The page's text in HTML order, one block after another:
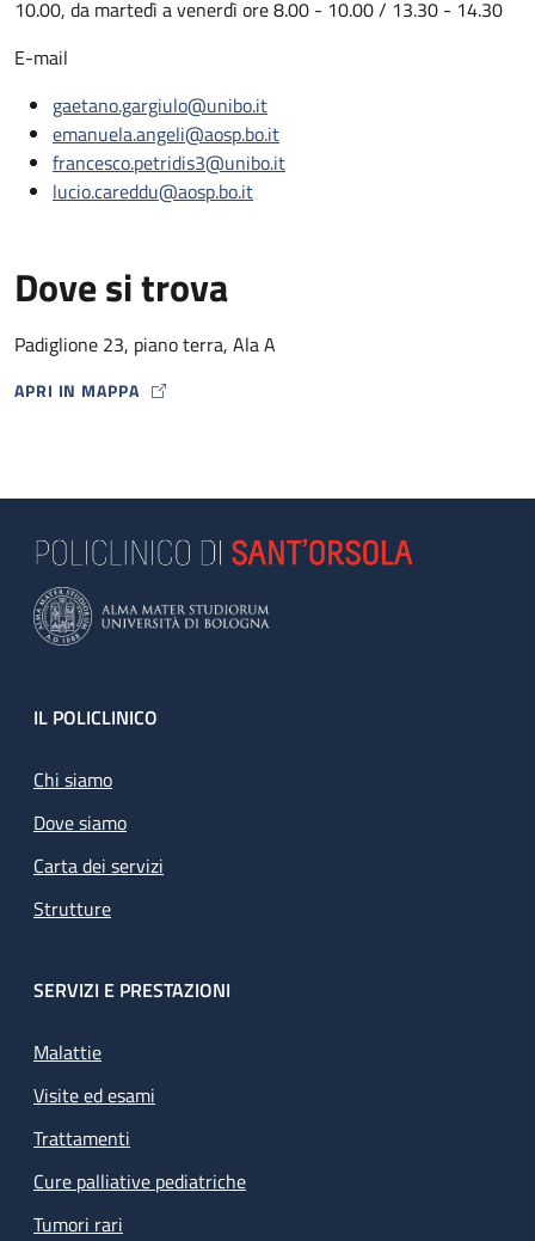
10.00, da martedì a venerdì ore 8.00 - 10.00 / 13.30 - 14.30
E-mail
gaetano.gargiulo@unibo.it
emanuela.angeli@aosp.bo.it
francesco.petridis3@unibo.it
lucio.careddu@aosp.bo.it
Dove si trova
Padiglione 23, piano terra, Ala A
APRI IN MAPPA
MAP ICON
Footer
IL POLICLINICO
Chi siamo
Dove siamo
Carta dei servizi
Strutture
SERVIZI E PRESTAZIONI
Malattie
Visite ed esami
Trattamenti
Cure palliative pediatriche
Tumori rari